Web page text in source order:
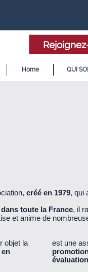
créé en 1979, qui
dans toute la France, il
et anime de
objet la
en
est une
Home QUI